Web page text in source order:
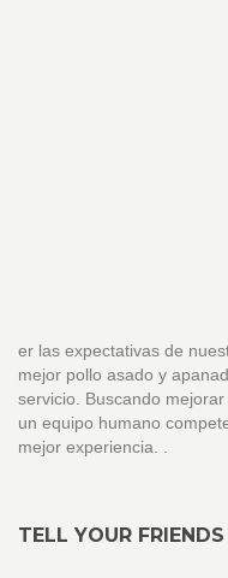
er las expectativas de
mejor pollo asado y
servicio. Buscando
un equipo humano
mejor experiencia. .
TELL YOUR FRIENDS